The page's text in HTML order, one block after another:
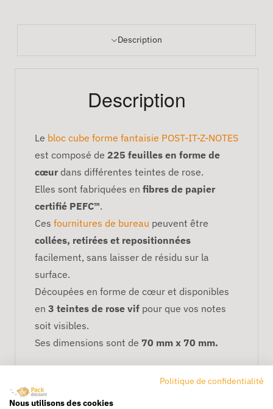
Description
Description
Le bloc cube forme fantaisie POST-IT-Z-NOTES
est composé de 225 feuilles en forme de
cœur dans différentes teintes de rose.
Elles sont fabriquées en fibres de papier
certifié PEFC™.
Ces fournitures de bureau peuvent être
collées, retirées et repositionnées
facilement, sans laisser de résidu sur la
surface.
Découpées en forme de cœur et disponibles
en 3 teintes de rose vif pour que vos notes
soit visibles.
Ses dimensions sont de 70 mm x 70 mm.
Politique de confidentialité
Nous utilisons des cookies